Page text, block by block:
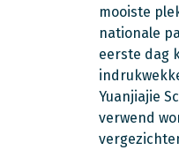
mooiste
nationale
eerste dag
Yuanjiajie
verwend